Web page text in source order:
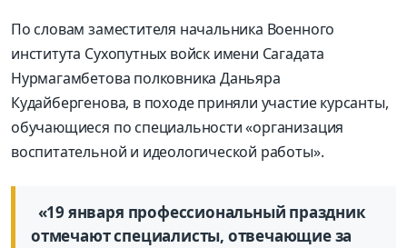
По словам заместителя начальника Военного
института Сухопутных войск имени Сагадата
Нурмагамбетова полковника Даньяра
Кудайбергенова, в походе приняли участие курсанты,
обучающиеся по специальности «организация
воспитательной и идеологической работы».
«19 января профессиональный праздник
отмечают специалисты, отвечающие за